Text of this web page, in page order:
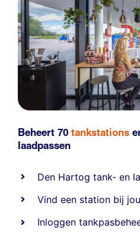
Beheert 70 tankstations
laadpassen
Den Hartog tank- en
Vind een station bij
Inloggen